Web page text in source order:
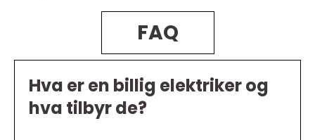
FAQ
Hva er en billig elektriker og
hva tilbyr de?